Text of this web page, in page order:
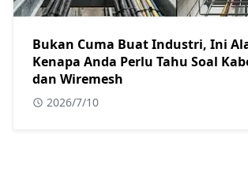
Bukan Cuma Buat Industri, Ini
Kenapa Anda Perlu Tahu Soal
dan Wiremesh
2026/7/10